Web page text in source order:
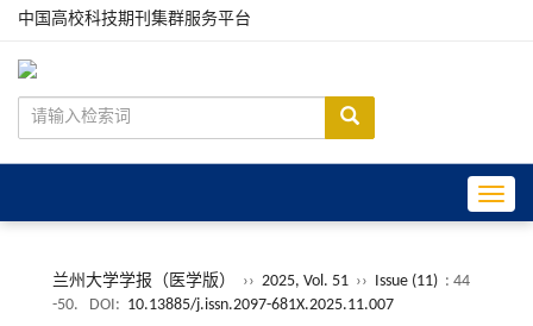
中国高校科技期刊集群服务平台
兰州大学学报（医学版） ›› 2025, Vol. 51 ›› Issue (11) : 44
-50.
DOI: 10.13885/j.issn.2097-681X.2025.11.007